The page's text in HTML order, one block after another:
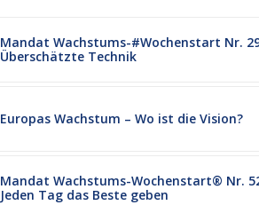
Mandat Wachstums-#Wochenstart Nr.
Überschätzte Technik
Europas Wachstum – Wo ist die Vision?
Mandat Wachstums-Wochenstart® Nr.
Jeden Tag das Beste geben